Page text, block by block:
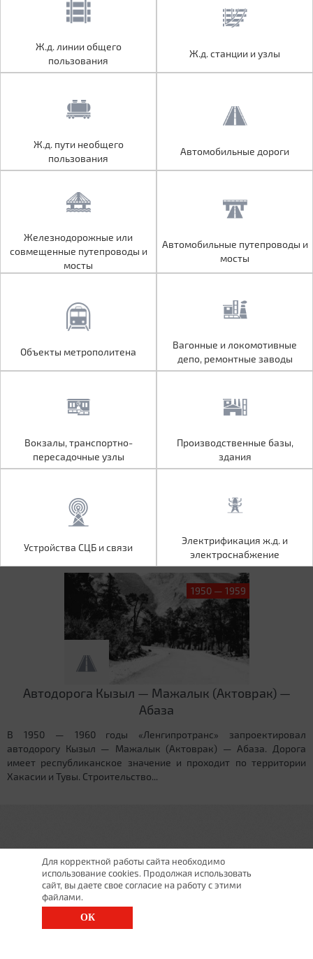
Ж.д. линии общего
пользования
Ж.д. пути необщего
пользования
Автомобильные дороги
Железнодорожные или
совмещенные путепроводы и
мосты
Автомобильные путепроводы и
мосты
Вагонные и локомотивные
Вокзалы, транспортно-
пересадочные узлы
Производственные базы,
Электрификация ж.д. и
электроснабжение
Ж.д. линии общего
пользования
Ж.д. станции и узлы
Ж.д. пути необщего
пользования
Автомобильные дороги
Железнодорожные или
совмещенные путепроводы и
мосты
Автомобильные путепроводы и
мосты
Объекты метрополитена
Вагонные и локомотивные
депо, ремонтные заводы
Вокзалы, транспортно-
пересадочные узлы
Производственные базы,
здания
Устройства СЦБ и связи
Электрификация ж.д. и
электроснабжение
1950 — 1959
Автодорога Кызыл — Мажалык (Актоврак) —
Абаза
В 1950 — 1960 годы «Ленгипротранс» запроектировал
автодорогу Кызыл — Мажалык (Актоврак) — Абаза. Дорога
имеет республиканское значение и проходит по территории
Хакасии и Тувы. Строительство...
Для корректной работы сайта необходимо
использование cookies. Продолжая использовать
сайт, вы даете свое согласие на работу с этими
файлами.
ОК